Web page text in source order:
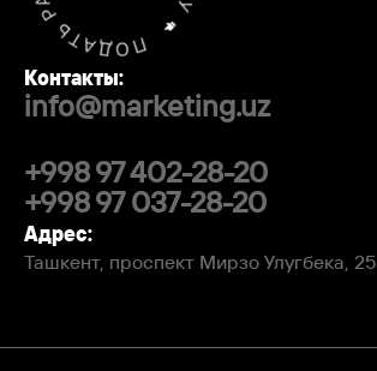
Контакты:
info@marketing.uz
+998 97 402-28-20
+998 97 037-28-20
Адрес:
Ташкент, проспект Мирзо Улугбека, 25